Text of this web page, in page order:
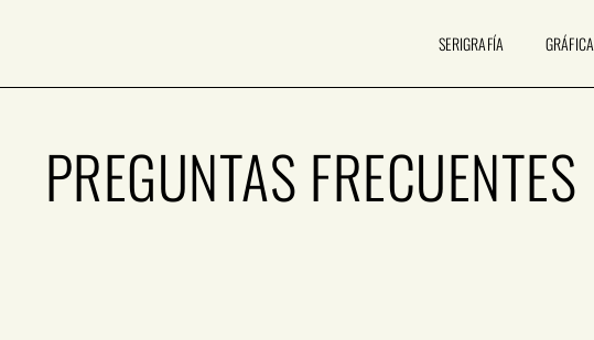
SERIGRAFÍA GRÁFICA
PREGUNTAS FRECUENTES